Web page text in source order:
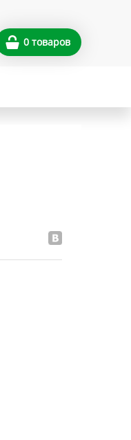
0 товаров